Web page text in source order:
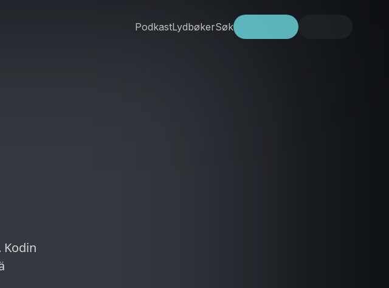
PodkastLydbøkerSøk
Kodin